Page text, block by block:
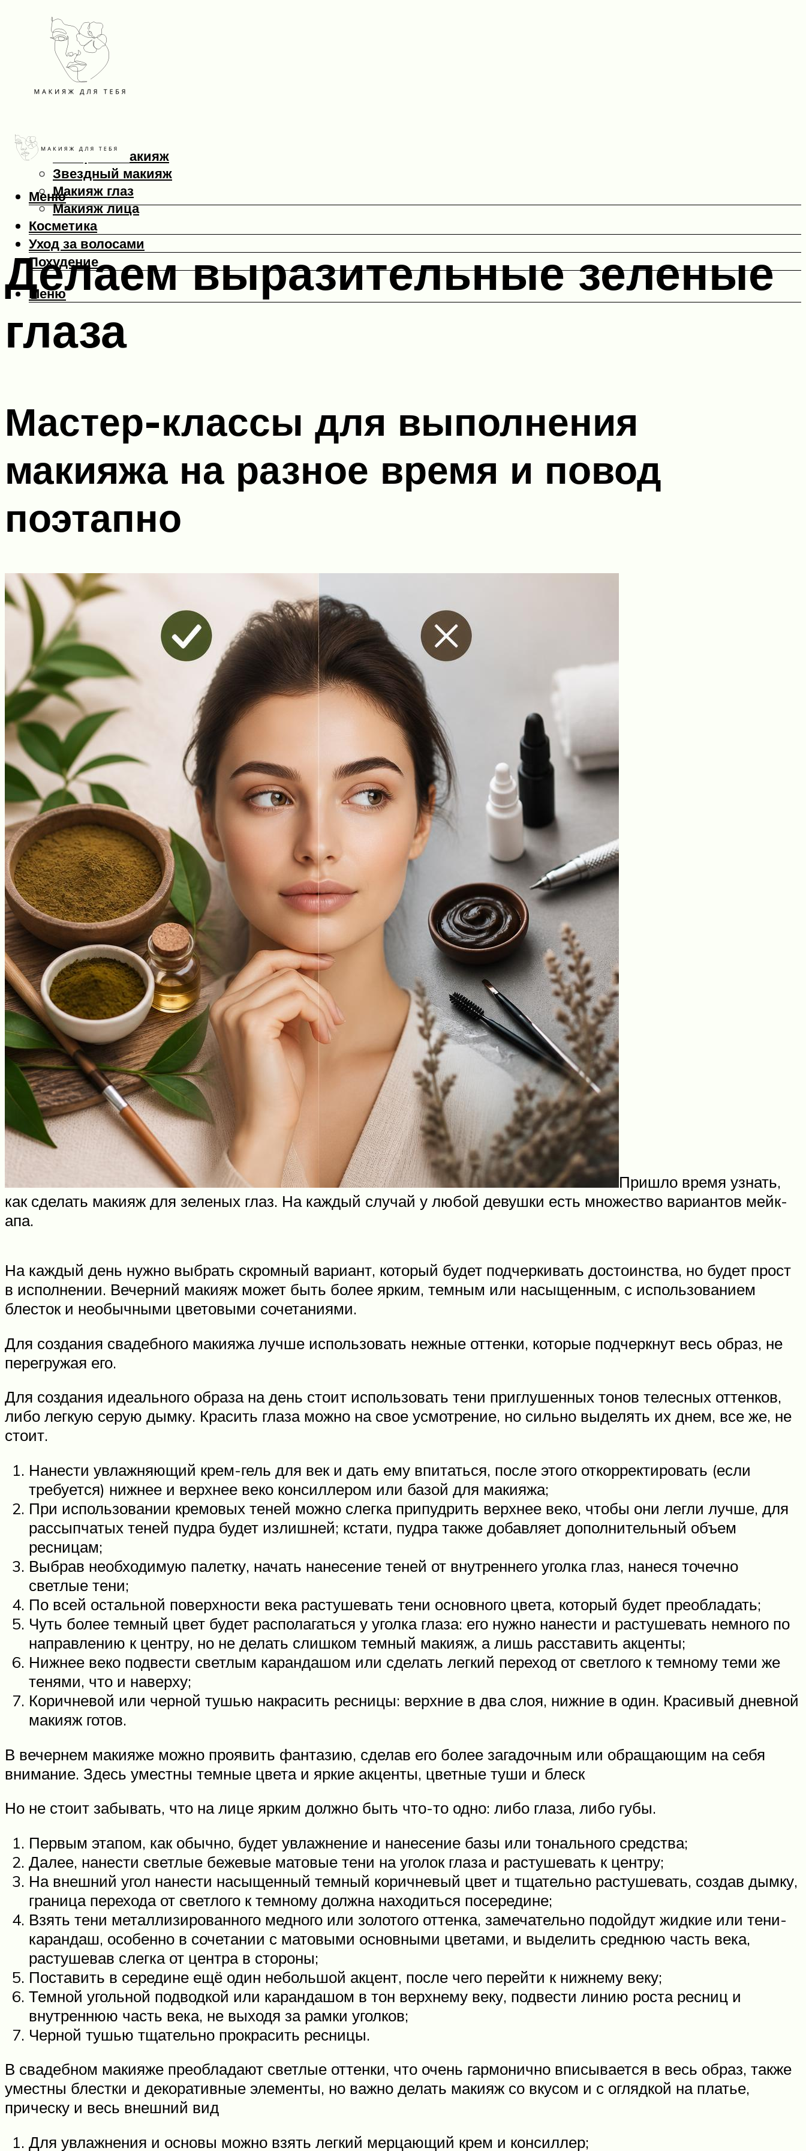
Макияж
Вечерний макияж
Звездный макияж
Макияж глаз
Макияж лица
Косметика
Уход за волосами
Похудение
Меню
Меню
Делаем выразительные зеленые
глаза
Мастер-классы для выполнения
макияжа на разное время и повод
поэтапно
Пришло время узнать,
как сделать макияж для зеленых глаз. На каждый случай у любой девушки есть множество вариантов мейк-
апа.
На каждый день нужно выбрать скромный вариант, который будет подчеркивать достоинства, но будет прост
в исполнении. Вечерний макияж может быть более ярким, темным или насыщенным, с использованием
блесток и необычными цветовыми сочетаниями.
Для создания свадебного макияжа лучше использовать нежные оттенки, которые подчеркнут весь образ, не
перегружая его.
Для создания идеального образа на день стоит использовать тени приглушенных тонов телесных оттенков,
либо легкую серую дымку. Красить глаза можно на свое усмотрение, но сильно выделять их днем, все же, не
стоит.
Нанести увлажняющий крем-гель для век и дать ему впитаться, после этого откорректировать (если
требуется) нижнее и верхнее веко консиллером или базой для макияжа;
При использовании кремовых теней можно слегка припудрить верхнее веко, чтобы они легли лучше, для
рассыпчатых теней пудра будет излишней; кстати, пудра также добавляет дополнительный объем
ресницам;
Выбрав необходимую палетку, начать нанесение теней от внутреннего уголка глаз, нанеся точечно
светлые тени;
По всей остальной поверхности века растушевать тени основного цвета, который будет преобладать;
Чуть более темный цвет будет располагаться у уголка глаза: его нужно нанести и растушевать немного по
направлению к центру, но не делать слишком темный макияж, а лишь расставить акценты;
Нижнее веко подвести светлым карандашом или сделать легкий переход от светлого к темному теми же
тенями, что и наверху;
Коричневой или черной тушью накрасить ресницы: верхние в два слоя, нижние в один. Красивый дневной
макияж готов.
В вечернем макияже можно проявить фантазию, сделав его более загадочным или обращающим на себя
внимание. Здесь уместны темные цвета и яркие акценты, цветные туши и блеск
Но не стоит забывать, что на лице ярким должно быть что-то одно: либо глаза, либо губы.
Первым этапом, как обычно, будет увлажнение и нанесение базы или тонального средства;
Далее, нанести светлые бежевые матовые тени на уголок глаза и растушевать к центру;
На внешний угол нанести насыщенный темный коричневый цвет и тщательно растушевать, создав дымку,
граница перехода от светлого к темному должна находиться посередине;
Взять тени металлизированного медного или золотого оттенка, замечательно подойдут жидкие или тени-
карандаш, особенно в сочетании с матовыми основными цветами, и выделить среднюю часть века,
растушевав слегка от центра в стороны;
Поставить в середине ещё один небольшой акцент, после чего перейти к нижнему веку;
Темной угольной подводкой или карандашом в тон верхнему веку, подвести линию роста ресниц и
внутреннюю часть века, не выходя за рамки уголков;
Черной тушью тщательно прокрасить ресницы.
В свадебном макияже преобладают светлые оттенки, что очень гармонично вписывается в весь образ, также
уместны блестки и декоративные элементы, но важно делать макияж со вкусом и с оглядкой на платье,
прическу и весь внешний вид
Для увлажнения и основы можно взять легкий мерцающий крем и консиллер;